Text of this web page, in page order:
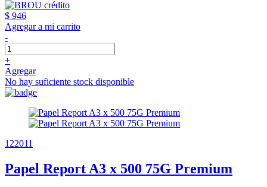
$ 946
Agregar a mi carrito
-
+
Agregar
No hay suficiente stock disponible
122011
Papel Report A3 x 500 75G Premium